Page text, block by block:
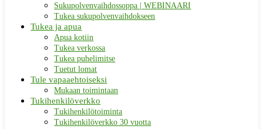
Sukupolvenvaihdossoppa | WEBINAARI
Tukea sukupolvenvaihdokseen
Tukea ja apua
Apua kotiin
Tukea verkossa
Tukea puhelimitse
Tuetut lomat
Tule vapaaehtoiseksi
Mukaan toimintaan
Tukihenkilöverkko
Tukihenkilötoiminta
Tukihenkilöverkko 30 vuotta